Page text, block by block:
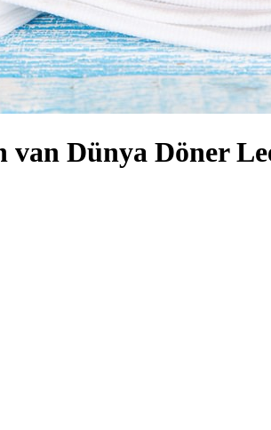
van Dünya Döner